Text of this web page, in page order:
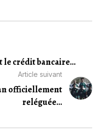
le crédit bancaire...
Article suivant
officiellement
reléguée...